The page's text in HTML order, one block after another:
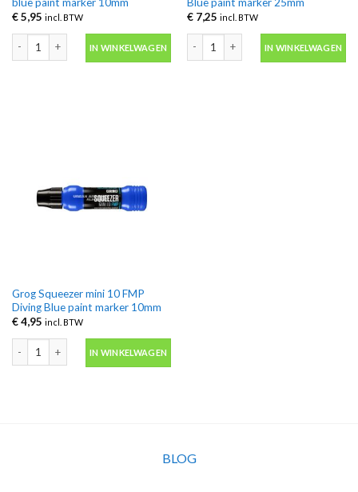
€5,95 incl. BTW
IN WINKELWAGEN
€7,25 incl. BTW
IN WINKELWAGEN
Grog Squeezer mini 10 FMP
Diving Blue paint marker 10mm
€4,95 incl. BTW
Grog Squeezer mini 10 FMP Diving Blue paint marker 10mm aantal
IN WINKELWAGEN
BLOG